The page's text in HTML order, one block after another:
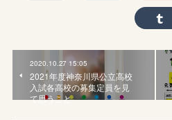
2020.10.27 15:05
2021年度神奈川県公立高校
入試各高校の募集定員を見
て思うこと